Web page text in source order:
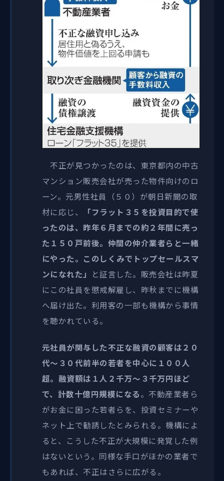
不正が見つかったのは、東京都内の中古
マンション販売会社が売った物件向けのロ
ーン。元男性社員（５０）が朝日新聞の取
材に応じ、
「フラット３５を投資目的で使
ったのは、昨年６月までの約２年間に売っ
た１５０戸前後。仲間の仲介業者らと一緒
にやった。このしくみでトップセールスマ
ンになれた」
と証言した。販売会社は昨夏
にこの社員を懲戒解雇し、昨秋までに機構
へ届け出た。利用客の一部も機構から事情
を聴かれている。
元社員が関与した不正な融資の顧客は２０
代～３０代前半の若者を中心に１００人
超。融資額は１人２千万～３千万円ほど
で、計数十億円規模になる。不動産業者ら
がお金に困った若者らを、投資セミナーや
ネット上で勧誘したとみられる。機構によ
ると、こうした不正が大規模に発覚した例
はないという。同様な手口がほかの業者で
もあれば、不正はさらに広がる。